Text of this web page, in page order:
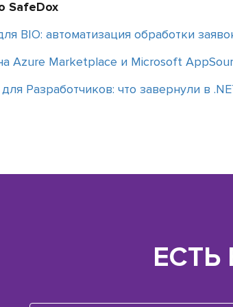
SafeDox
BIO: автоматизация обработки
Azure Marketplace и Microsoft
Разработчиков: что завернули в